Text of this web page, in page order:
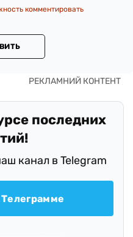
комментировать
последних
канал в Telegram